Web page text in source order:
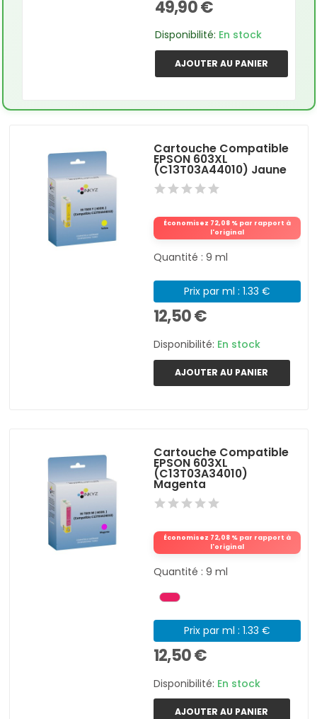
49,90 €
Disponibilité: En stock
AJOUTER AU PANIER
Cartouche Compatible
EPSON 603XL
(C13T03A44010) Jaune
Économisez 72,08 % par rapport à
l'original
Quantité : 9 ml
Prix par ml : 1.33 €
12,50 €
Disponibilité: En stock
AJOUTER AU PANIER
Cartouche Compatible
EPSON 603XL
(C13T03A34010)
Magenta
Économisez 72,08 % par rapport à
l'original
Quantité : 9 ml
Prix par ml : 1.33 €
12,50 €
Disponibilité: En stock
AJOUTER AU PANIER